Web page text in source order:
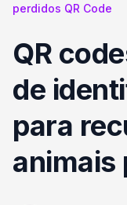
perdidos QR Code
QR
de
para
animais